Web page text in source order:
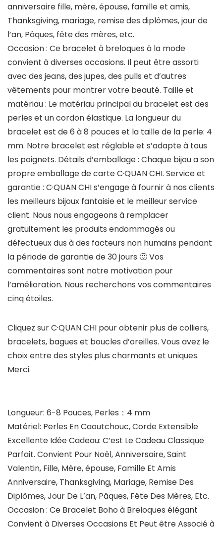
anniversaire fille, mère, épouse, famille et amis,
Thanksgiving, mariage, remise des diplômes, jour de
l’an, Pâques, fête des mères, etc.
Occasion: Ce bracelet à breloques à la mode
convient à diverses occasions. Il peut être assorti
avec des jeans, des jupes, des pulls et d’autres
vêtements pour montrer votre beauté. Taille et
matériau: Le matériau principal du bracelet est des
perles et un cordon élastique. La longueur du
bracelet est de 6 à 8 pouces et la taille de la perle: 4
mm. Notre bracelet est réglable et s’adapte à tous
les poignets. Détails d’emballage: Chaque bijou a son
propre emballage de carte C·QUAN CHI. Service et
garantie: C·QUAN CHI s’engage à fournir à nos clients
les meilleurs bijoux fantaisie et le meilleur service
client. Nous nous engageons à remplacer
gratuitement les produits endommagés ou
défectueux dus à des facteurs non humains pendant
la période de garantie de 30 jours 🙂 Vos
commentaires sont notre motivation pour
l’amélioration. Nous recherchons vos commentaires
cinq étoiles.
Cliquez surC·QUAN CHI pour obtenir plus de colliers,
bracelets, bagues et boucles d’oreilles. Vous avez le
choix entre des styles plus charmants et uniques.
Merci.
Longueur: 6-8 Pouces, Perles：4 mm
Matériel: Perles En Caoutchouc, Corde Extensible
Excellente Idée Cadeau: C’est Le Cadeau Classique
Parfait. Convient Pour Noël, Anniversaire, Saint
Valentin, Fille, Mère, épouse, Famille Et Amis
Anniversaire, Thanksgiving, Mariage, Remise Des
Diplômes, Jour De L’an, Pâques, Fête Des Mères, Etc.
Occasion : Ce Bracelet Boho à Breloques élégant
Convient à Diverses Occasions Et Peut être Associé à